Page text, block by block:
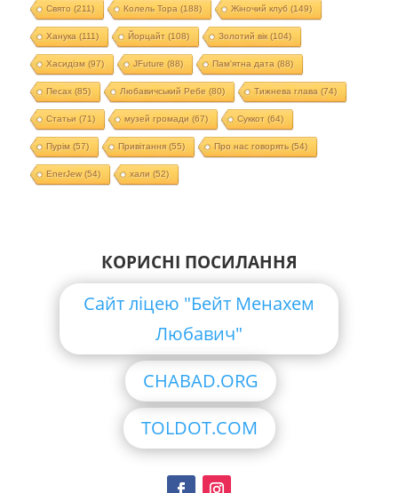
Свято (211) Колель Тора (188) Жіночий клуб (149)
Ханука (111) Йорцайт (108) Золотий вік(104)
Хасидізм (97) JFuture (88) Пам'ятна дата (88)
Песах(85) Любавичський Ребе (80) Тижнева глава (74)
Статьи (71) музей громади (67) Суккот (64)
Пурім (57) Привітання(55) Про нас говорять(54)
EnerJew(54) хали (52)
КОРИСНІ ПОСИЛАННЯ
Сайт ліцею "Бейт Менахем
Любавич"
CHABAD.ORG
TOLDOT.COM